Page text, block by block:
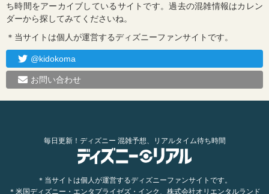
ち時間をアーカイブしているサイトです。過去の混雑情報はカレン
ダーから探してみてくださいね。
＊当サイトは個人が運営するディズニーファンサイトです。
@kidokoma
お問い合わせ
毎日更新！ディズニー 混雑予想、リアルタイム待ち時間
＊当サイトは個人が運営するディズニーファンサイトです。
＊米国ディズニー・エンタプライゼズ・インク、株式会社オリエンタルランド